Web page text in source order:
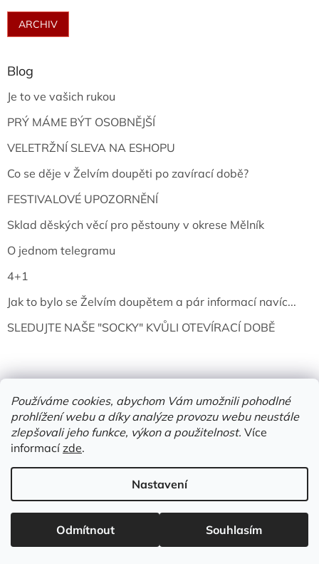
Používáme cookies, abychom Vám umožnili pohodlné
prohlížení webu a díky analýze provozu webu neustále
zlepšovali jeho funkce, výkon a použitelnost. Více
informacízde.
Nastavení
Odmítnout Souhlasím
ARCHIV
Blog
Je to ve vašich rukou
PRÝ MÁME BÝT OSOBNĚJŠÍ
VELETRŽNÍ SLEVA NA ESHOPU
Co se děje v Želvím doupěti po zavírací době?
FESTIVALOVÉ UPOZORNĚNÍ
Sklad děských věcí pro pěstouny v okrese Mělník
O jednom telegramu
4+1
Jak to bylo se Želvím doupětem a pár informací navíc...
SLEDUJTE NAŠE "SOCKY" KVŮLI OTEVÍRACÍ DOBĚ
Vytvořil Shoptet
Copyright 2026Želví doupě | knihy & vinyly | Mělník. Všechna
práva vyhrazena.
Upravit nastavení cookies